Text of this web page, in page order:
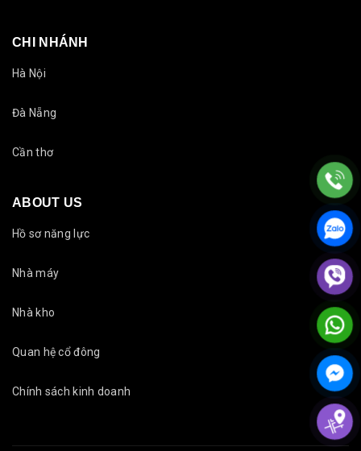
CHI NHÁNH
Hà Nội
Đà Nẵng
Cần thơ
ABOUT US
Hồ sơ năng lực
Nhà máy
Nhà kho
Quan hệ cổ đông
Chính sách kinh doanh